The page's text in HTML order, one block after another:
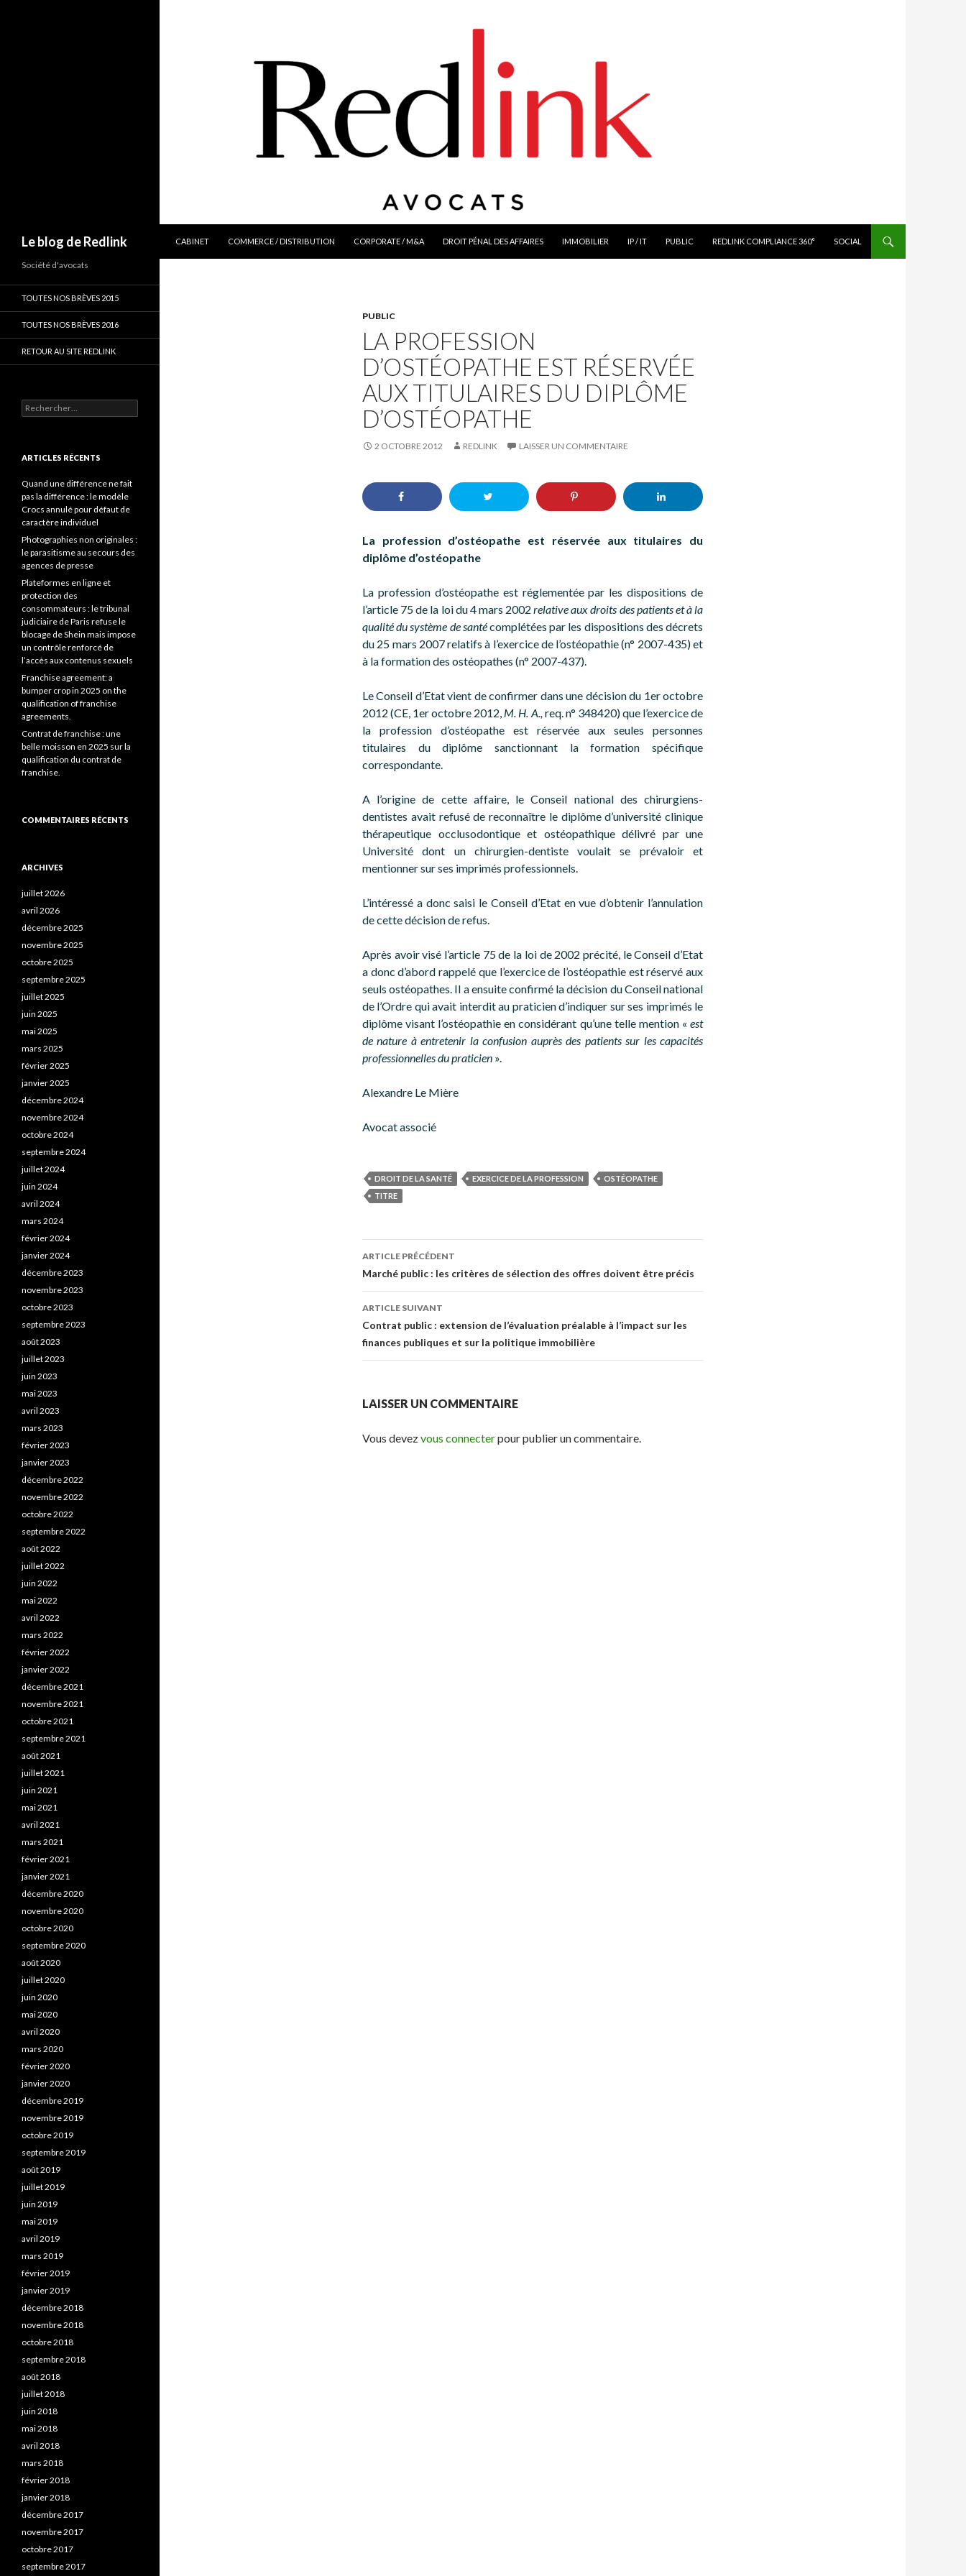
Le blog de Redlink
CABINET
COMMERCE / DISTRIBUTION CORPORATE / M&A DROIT PÉNAL DES AFFAIRES IMMOBILIER IP / IT PUBLIC REDLINK COMPLIANCE 360° SOCIAL
PUBLIC
LA PROFESSION
D’OSTÉOPATHE EST RÉSERVÉE
AUX TITULAIRES DU DIPLÔME
D’OSTÉOPATHE
2 OCTOBRE 2012 REDLINK LAISSER UN COMMENTAIRE
La profession d’ostéopathe est réservée aux titulaires du
diplôme d’ostéopathe
La profession d’ostéopathe est réglementée par les dispositions de
l’article 75 de la loi du 4 mars 2002relative aux droits des patients et à la
qualité du système de santécomplétées par les dispositions des décrets
du 25 mars 2007 relatifs à l’exercice de l’ostéopathie (n° 2007-435) et
à la formation des ostéopathes (n° 2007-437).
Le Conseil d’Etat vient de confirmer dans une décision du 1er octobre
2012 (CE, 1er octobre 2012, M. H. A.,req. n° 348420) que l’exercice de
la profession d’ostéopathe est réservée aux seules personnes
titulaires du diplôme sanctionnant la formation spécifique
correspondante.
A l’origine de cette affaire, le Conseil national des chirurgiens-
dentistes avait refusé de reconnaître le diplôme d’université clinique
thérapeutique occlusodontique et ostéopathique délivré par une
Université dont un chirurgien-dentiste voulait se prévaloir et
mentionner sur ses imprimés professionnels.
L’intéressé a donc saisi le Conseil d’Etat en vue d’obtenir l’annulation
de cette décision de refus.
Après avoir visé l’article 75 de la loi de 2002 précité, le Conseil d’Etat
a donc d’abord rappelé que l’exercice de l’ostéopathie est réservé aux
seuls ostéopathes. Il a ensuite confirmé la décision du Conseil national
de l’Ordre qui avait interdit au praticien d’indiquer sur ses imprimés le
diplôme visant l’ostéopathie en considérant qu’une telle mention « est
de nature à entretenir la confusion auprès des patients sur les capacités
professionnelles du praticien ».
Alexandre Le Mière
Avocat associé
DROIT DE LA SANTÉ EXERCICE DE LA PROFESSION
OSTÉOPATHE
TITRE
Navigation
des
articles
ARTICLE PRÉCÉDENT
Marché public : les critères de sélection des offres doivent être précis
ARTICLE SUIVANT
Contrat public : extension de l’évaluation préalable à l’impact sur les
finances publiques et sur la politique immobilière
LAISSER UN COMMENTAIRE
Vous devezvous connecterpour publier un commentaire.
Société d'avocats
TOUTES NOS BRÈVES 2015
TOUTES NOS BRÈVES 2016
RETOUR AU SITE REDLINK
Rechercher :
ARTICLES RÉCENTS
Quand une différence ne fait
pas la différence : le modèle
Crocs annulé pour défaut de
caractère individuel
Photographies non originales :
le parasitisme au secours des
agences de presse
Plateformes en ligne et
protection des
consommateurs : le tribunal
judiciaire de Paris refuse le
blocage de Shein mais impose
un contrôle renforcé de
l’accès aux contenus sexuels
Franchise agreement: a
bumper crop in 2025 on the
qualification of franchise
agreements.
Contrat de franchise : une
belle moisson en 2025 sur la
qualification du contrat de
franchise.
COMMENTAIRES RÉCENTS
ARCHIVES
juillet 2026
avril 2026
décembre 2025
novembre 2025
octobre 2025
septembre 2025
juillet 2025
juin 2025
mai 2025
mars 2025
février 2025
janvier 2025
décembre 2024
novembre 2024
octobre 2024
septembre 2024
juillet 2024
juin 2024
avril 2024
mars 2024
février 2024
janvier 2024
décembre 2023
novembre 2023
octobre 2023
septembre 2023
août 2023
juillet 2023
juin 2023
mai 2023
avril 2023
mars 2023
février 2023
janvier 2023
décembre 2022
novembre 2022
octobre 2022
septembre 2022
août 2022
juillet 2022
juin 2022
mai 2022
avril 2022
mars 2022
février 2022
janvier 2022
décembre 2021
novembre 2021
octobre 2021
septembre 2021
août 2021
juillet 2021
juin 2021
mai 2021
avril 2021
mars 2021
février 2021
janvier 2021
décembre 2020
novembre 2020
octobre 2020
septembre 2020
août 2020
juillet 2020
juin 2020
mai 2020
avril 2020
mars 2020
février 2020
janvier 2020
décembre 2019
novembre 2019
octobre 2019
septembre 2019
août 2019
juillet 2019
juin 2019
mai 2019
avril 2019
mars 2019
février 2019
janvier 2019
décembre 2018
novembre 2018
octobre 2018
septembre 2018
août 2018
juillet 2018
juin 2018
mai 2018
avril 2018
mars 2018
février 2018
janvier 2018
décembre 2017
novembre 2017
octobre 2017
septembre 2017